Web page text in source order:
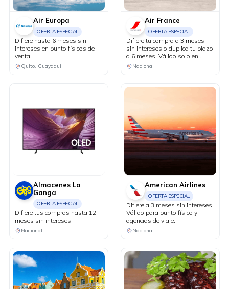
Air Europa
OFERTA ESPECIAL
Difiere hasta 6 meses sin
intereses en punto físicos de
venta.
Quito, Guayaquil
Air France
OFERTA ESPECIAL
Difiere tu compra a 3 meses
sin intereses o duplica tu plazo
a 6 meses. Válido solo en
puntos de venta físicos y
agencias de viaje.
Nacional
Almacenes La
Ganga
OFERTA ESPECIAL
Difiere tus compras hasta 12
meses sin intereses
Nacional
American Airlines
OFERTA ESPECIAL
Difiere a 3 meses sin intereses.
Válido para punto físico y
agencias de viaje.
Nacional